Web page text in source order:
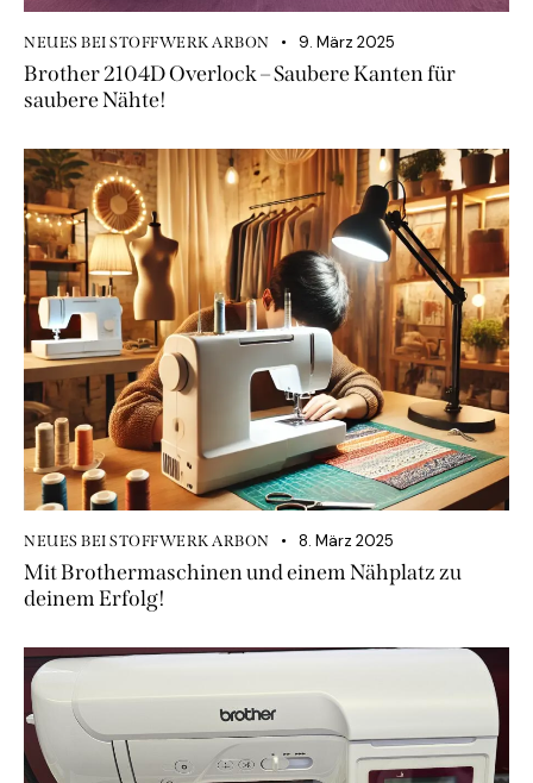
NEUES BEI STOFFWERK ARBON 9. März 2025
Brother 2104D Overlock – Saubere Kanten für
saubere Nähte!
NEUES BEI STOFFWERK ARBON 8. März 2025
Mit Brothermaschinen und einem Nähplatz zu
deinem Erfolg!